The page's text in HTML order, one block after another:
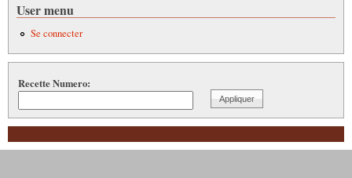
User menu
Se connecter
Recette Numero: